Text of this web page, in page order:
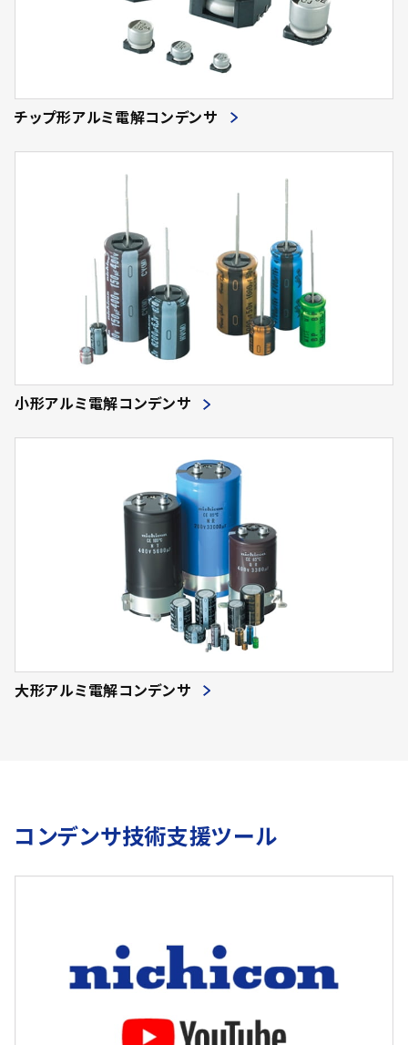
チップ形アルミ電解コンデンサ
小形アルミ電解コンデンサ
大形アルミ電解コンデンサ
コンデンサ技術支援ツール